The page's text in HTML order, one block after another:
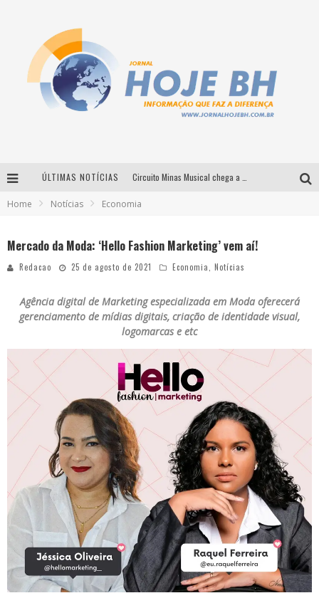
ÚLTIMAS NOTÍCIAS
Home Notícias Economia
Mercado da Moda: ‘Hello Fashion Marketing’ vem aí!
Redacao 25 de agosto de 2021 Economia Notícias
Agência digital de Marketing especializada em Moda oferecerá
gerenciamento de mídias digitais, criação de identidade visual,
logomarcas e etc